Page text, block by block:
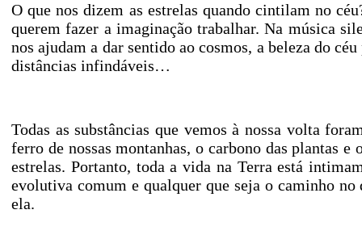
O que nos dizem as estrelas quando cintilam no
querem fazer a imaginação trabalhar. Na música
nos ajudam a dar sentido ao cosmos, a beleza do
distâncias infindáveis…
Todas as substâncias que vemos à nossa volta
ferro de nossas montanhas, o carbono das plantas
estrelas. Portanto, toda a vida na Terra está
evolutiva comum e qualquer que seja o caminho
ela.